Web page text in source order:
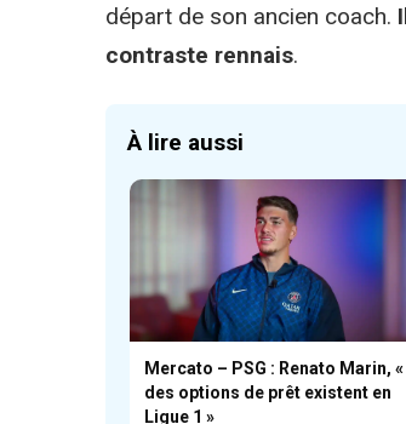
départ de son ancien coach.
contraste rennais.
À lire aussi
Mercato – PSG : Renato Marin, «
des options de prêt existent en
Ligue 1 »